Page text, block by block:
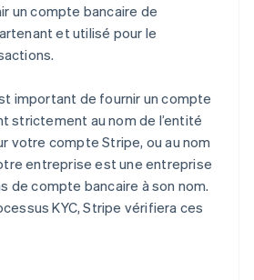
un compte bancaire de
et utilisé pour le
important de fournir un compte
strictement au nom de l’entité
votre compte Stripe, ou au nom
entreprise est une entreprise
de compte bancaire à son nom.
KYC, Stripe vérifiera ces